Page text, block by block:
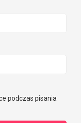
podczas pisania